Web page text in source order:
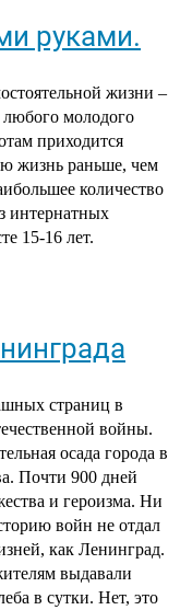
руками.
жизни –
любого молодого
приходится
жизнь раньше, чем
количество
интернатных
15-16 лет.
страниц в
войны.
осада города в
Почти 900 дней
и героизма. Ни
войн не отдал
как Ленинград.
выдавали
в сутки. Нет, это